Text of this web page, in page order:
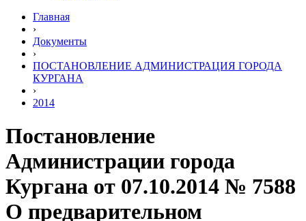
Главная
›
Документы
›
ПОСТАНОВЛЕНИЕ АДМИНИСТРАЦИЯ ГОРОДА
КУРГАНА
›
2014
Постановление
Администрации города
Кургана от 07.10.2014 № 7588
О предварительном